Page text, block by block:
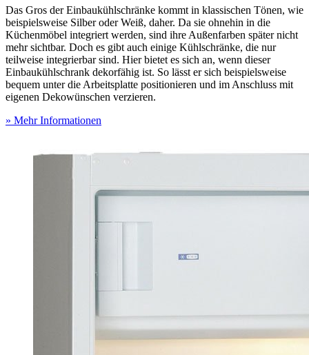
Das Gros der Einbaukühlschränke kommt in klassischen Tönen, wie
beispielsweise Silber oder Weiß, daher. Da sie ohnehin in die
Küchenmöbel integriert werden, sind ihre Außenfarben später nicht
mehr sichtbar. Doch es gibt auch einige Kühlschränke, die nur
teilweise integrierbar sind. Hier bietet es sich an, wenn dieser
Einbaukühlschrank dekorfähig ist. So lässt er sich beispielsweise
bequem unter die Arbeitsplatte positionieren und im Anschluss mit
eigenen Dekowünschen verzieren.
» Mehr Informationen